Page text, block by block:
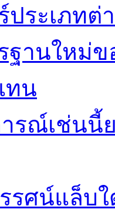
ประเภทต่
ฐานใหม่ข
ทน
รณ์เช่นนี้
รศน์แล็บ